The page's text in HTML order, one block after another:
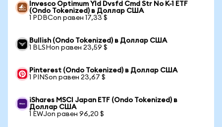
Invesco Optimum Yld Dvsfd Cmd Str No K-1 ETF
(Ondo Tokenized) в Доллар США
1 PDBCon равен 17,33 $
Bullish (Ondo Tokenized) в Доллар США
1 BLSHon равен 23,59 $
Pinterest (Ondo Tokenized) в Доллар США
1 PINSon равен 23,67 $
iShares MSCI Japan ETF (Ondo Tokenized) в
Доллар США
1 EWJon равен 96,20 $